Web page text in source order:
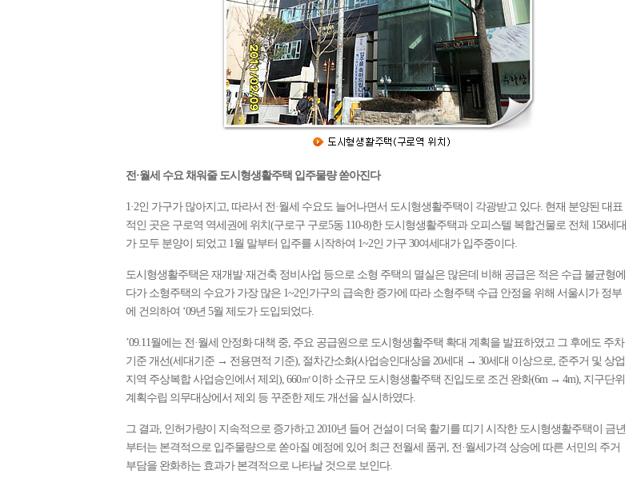
전·월세 수요 채워줄 도시형생활주택 입주물량 쏟아진다
1·2인 가구가 많아지고, 따라서 전·월세 수요도 늘어나면서 도시형생활주택이 각광받고 있다. 현재 분양된 대표
적인 곳은 구로역 역세권에 위치(구로구 구로5동 110-8)한 도시형생활주택과 오피스텔 복합건물로 전체 158세대
가 모두 분양이 되었고 1월 말부터 입주를 시작하여 1~2인 가구 30여세대가 입주중이다.
도시형생활주택은 재개발·재건축 정비사업 등으로 소형 주택의 멸실은 많은데 비해 공급은 적은 수급 불균형에
다가 소형주택의 수요가 가장 많은 1~2인가구의 급속한 증가에 따라 소형주택 수급 안정을 위해 서울시가 정부
에 건의하여 ‘09년 5월 제도가 도입되었다.
’09.11월에는 전·월세 안정화 대책 중, 주요 공급원으로 도시형생활주택 확대 계획을 발표하였고 그 후에도 주차
기준 개선(세대기준 → 전용면적 기준), 절차간소화(사업승인대상을 20세대 → 30세대 이상으로, 준주거 및 상업
지역 주상복합 사업승인에서 제외), 660㎡이하 소규모 도시형생활주택 진입도로 조건 완화(6m → 4m), 지구단위
계획수립 의무대상에서 제외 등 꾸준한 제도 개선을 실시하였다.
그 결과, 인허가량이 지속적으로 증가하고 2010년 들어 건설이 더욱 활기를 띠기 시작한 도시형생활주택이 금년
부터는 본격적으로 입주물량으로 쏟아질 예정에 있어 최근 전월세 품귀, 전·월세가격 상승에 따른 서민의 주거
부담을 완화하는 효과가 본격적으로 나타날 것으로 보인다.